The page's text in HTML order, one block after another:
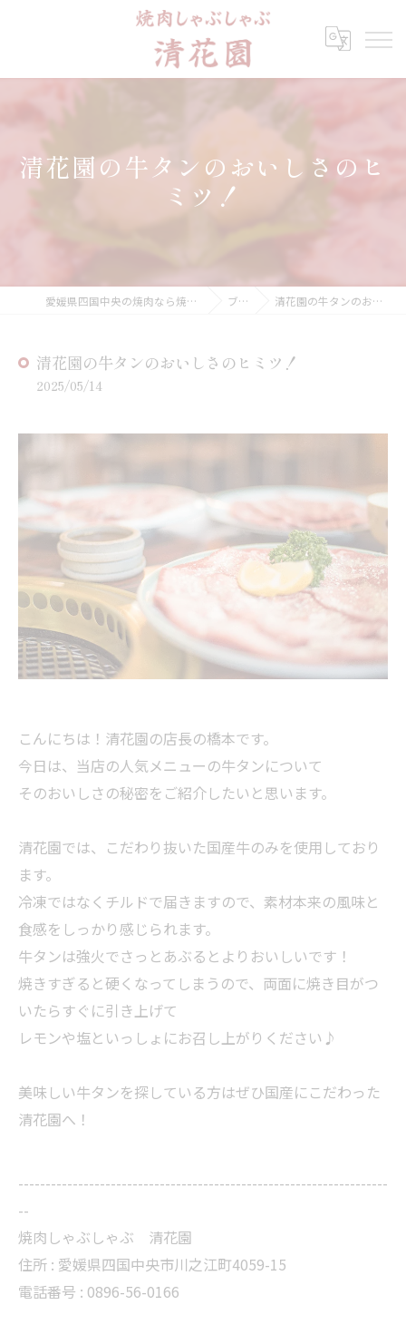
清花園の牛タンのおいしさのヒ
ミツ！
愛媛県四国中央の焼肉なら焼肉しゃぶしゃぶ 清花園 ブログ 清花園の牛タンのおいしさのヒミツ！
清花園の牛タンのおいしさのヒミツ！
2025/05/14
こんにちは！清花園の店長の橋本です。
今日は、当店の人気メニューの牛タンについて
そのおいしさの秘密をご紹介したいと思います。
清花園では、こだわり抜いた国産牛のみを使用しており
ます。
冷凍ではなくチルドで届きますので、素材本来の風味と
食感をしっかり感じられます。
牛タンは強火でさっとあぶるとよりおいしいです！
焼きすぎると硬くなってしまうので、両面に焼き目がつ
いたらすぐに引き上げて
レモンや塩といっしょにお召し上がりください♪
美味しい牛タンを探している方はぜひ国産にこだわった
清花園へ！
--------------------------------------------------------------------
--
焼肉しゃぶしゃぶ 清花園
住所 : 愛媛県四国中央市川之江町4059-15
電話番号 : 0896-56-0166